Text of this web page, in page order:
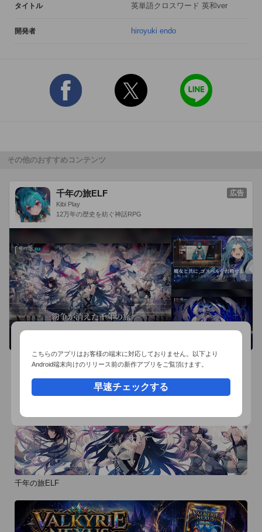
問題をクリアするとその問題の登場単語が単語帳に追加され
単語帳はボタンを押すと英訳（和訳）が表示され、単語カード
■なんども挑戦
すべてをランクSになったときには単語も完璧っ！！
単語がわからないときはヒントだ！！
全ての単語の頭文字を表示したり、その単語の答えを表示した
り、
間違っている単語を探したり。ヒントを駆使してクリアを目指
せ。
■問題も追加予定（たまには息抜きも）
今後のアップデートで問題も追加予定。
息抜きの日本語クロスワードもあるかも…
タイトル 英単語クロスワード 英和ver
開発者 hiroyuki endo
その他のおすすめコンテンツ
千年の旅ELF
Kibi Play
12万年の歴史を紡ぐ神話RPG
広告
おすすめ事前予約アプリ
千年の旅ELF
こちらのアプリはお客様の端末に対応しておりません。以下より
Android端末向けのリリース前の新作アプリをご覧頂けます。
早速チェックする